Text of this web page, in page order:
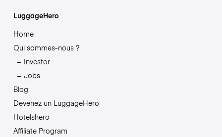
LuggageHero
Home
Qui sommes-nous ?
Investor
Jobs
Blog
Devenez un LuggageHero
Hotelshero
Affiliate Program